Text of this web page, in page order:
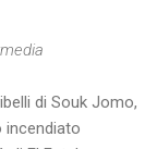
di Souk Jomo,
incendiato